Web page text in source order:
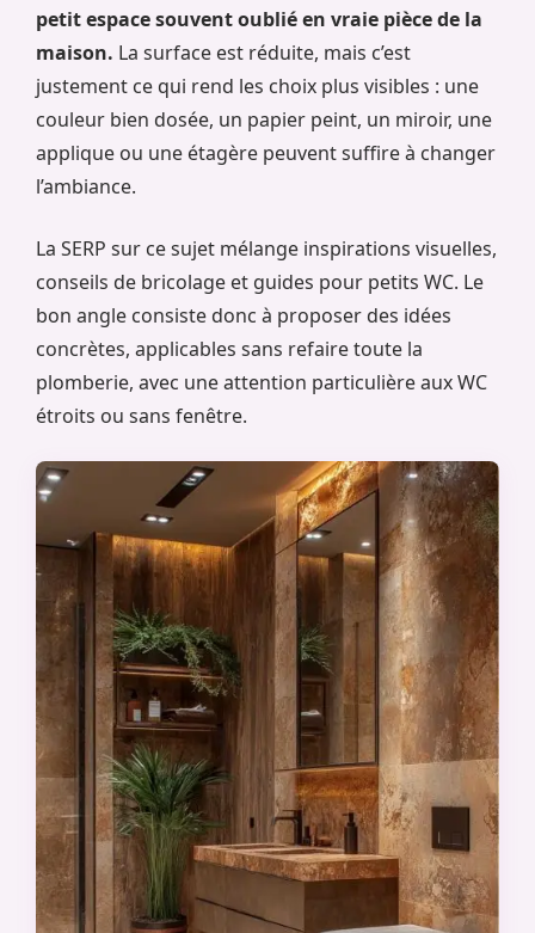
petit espace souvent oublié en vraie pièce de la
maison. La surface est réduite, mais c’est
justement ce qui rend les choix plus visibles : une
couleur bien dosée, un papier peint, un miroir, une
applique ou une étagère peuvent suffire à changer
l’ambiance.
La SERP sur ce sujet mélange inspirations visuelles,
conseils de bricolage et guides pour petits WC. Le
bon angle consiste donc à proposer des idées
concrètes, applicables sans refaire toute la
plomberie, avec une attention particulière aux WC
étroits ou sans fenêtre.